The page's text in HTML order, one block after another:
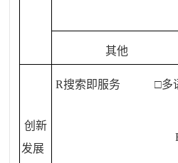
其他
创新
发展
R搜索即服务 □